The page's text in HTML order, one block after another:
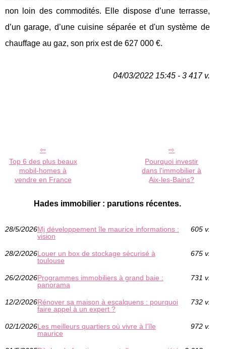
non loin des commodités. Elle dispose d’une terrasse,
d’un garage, d’une cuisine séparée et d'un système de
chauffage au gaz, son prix est de 627 000 €.
04/03/2022 15:45 - 3 417 v.
Top 6 des plus beaux
mobil-homes à
vendre en France
Pourquoi investir
dans l'immobilier à
Aix-les-Bains?
Hades immobilier : parutions récentes.
28/5/2026Mj développement île maurice informations :
vision
605 v.
28/2/2026Louer un box de stockage sécurisé à
toulouse
675 v.
26/2/2026Programmes immobiliers à grand baie :
panorama
731 v.
12/2/2026Rénover sa maison à escalquens : pourquoi
faire appel à un expert ?
732 v.
02/1/2026Les meilleurs quartiers où vivre à l’île
maurice
972 v.